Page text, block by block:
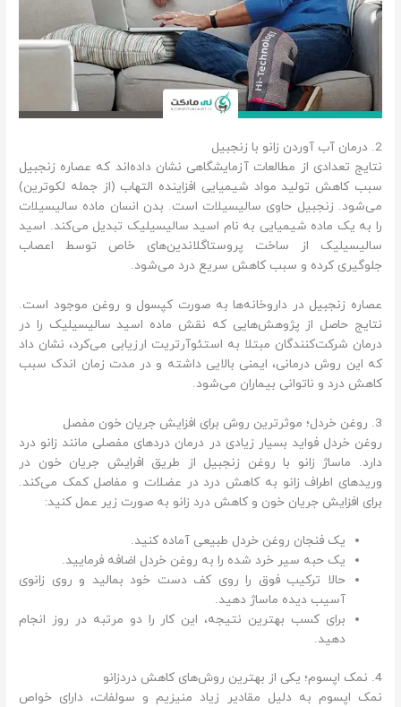
2. درمان آب آوردن زانو با زنجبیل
نتایج تعدادی از مطالعات آزمایشگاهی نشان داده‌اند که عصاره زنجبیل
سبب کاهش تولید مواد شیمیایی افزاینده التهاب (از جمله لکوترین)
می‌شود. زنجبیل حاوی سالیسیلات است. بدن انسان ماده سالیسیلات
را به یک ماده شیمیایی به نام اسید سالیسیلیک تبدیل می‌کند. اسید
سالیسیلیک از ساخت پروستاگلاندین‌های خاص توسط اعصاب
جلوگیری کرده و سبب کاهش سریع درد می‌شود.
عصاره زنجبیل در داروخانه‌ها به صورت کپسول و روغن موجود است.
نتایج حاصل از پژوهش‌هایی که نقش ماده اسید سالیسیلیک را در
درمان شرکت‌کنندگان مبتلا به استئوآرتریت ارزیابی می‌کرد، نشان داد
که این روش درمانی، ایمنی بالایی داشته و در مدت زمان اندک سبب
کاهش درد و ناتوانی بیماران می‌شود.
3. روغن خردل؛ موثرترین روش برای افزایش جریان خون مفصل
روغن خردل فواید بسیار زیادی در درمان دردهای مفصلی مانند زانو درد
دارد. ماساژ زانو با روغن زنجبیل از طریق افرایش جریان خون در
وریدهای اطراف زانو به کاهش درد در عضلات و مفاصل کمک می‌کند.
برای افزایش جریان خون و کاهش درد زانو به صورت زیر عمل کنید:
یک فنجان روغن خردل طبیعی آماده کنید.
یک حبه سیر خرد شده را به روغن خردل اضافه فرمایید.
حالا ترکیب فوق را روی کف دست خود بمالید و روی زانوی
آسیب دیده ماساژ دهید.
برای کسب بهترین نتیجه، این کار را دو مرتبه در روز انجام
دهید.
4. نمک اپسوم؛ یکی از بهترین روش‌های کاهش دردزانو
نمک اپسوم به دلیل مقادیر زیاد منیزیم و سولفات، دارای خواص